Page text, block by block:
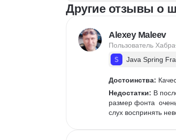
Pandas
Очистка данных
Извлечение данных
Аналитика данных
Другие отзывы о
Alexey Maleev
Пользователь Хабра
Java Spring
Достоинства:
Недостатки: В
размер фонта
слух воспринять